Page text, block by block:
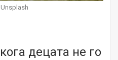
децата не го